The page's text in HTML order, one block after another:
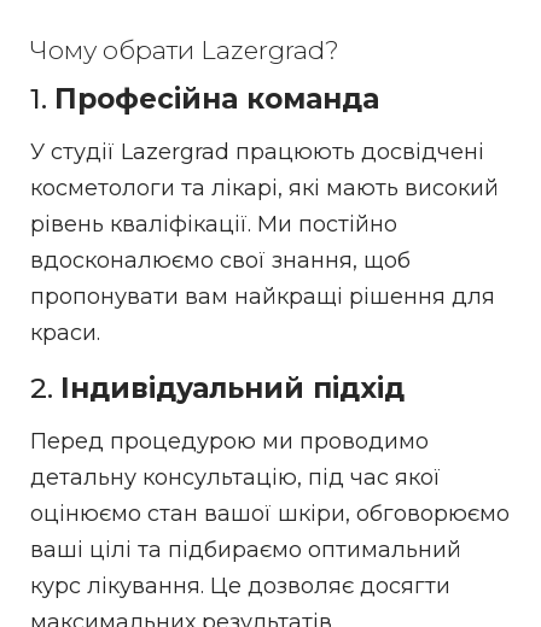
Чому обрати Lazergrad?
1. Професійна команда
У студії Lazergrad працюють досвідчені
косметологи та лікарі, які мають високий
рівень кваліфікації. Ми постійно
вдосконалюємо свої знання, щоб
пропонувати вам найкращі рішення для
краси.
2. Індивідуальний підхід
Перед процедурою ми проводимо
детальну консультацію, під час якої
оцінюємо стан вашої шкіри, обговорюємо
ваші цілі та підбираємо оптимальний
курс лікування. Це дозволяє досягти